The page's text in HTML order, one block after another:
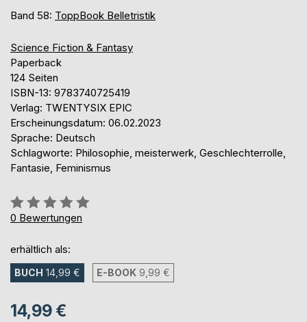
Band 58: ToppBook Belletristik
Science Fiction & Fantasy
Paperback
124 Seiten
ISBN-13: 9783740725419
Verlag: TWENTYSIX EPIC
Erscheinungsdatum: 06.02.2023
Sprache: Deutsch
Schlagworte: Philosophie, meisterwerk, Geschlechterrolle,
Fantasie, Feminismus
Bewertung::
0%
0 Bewertungen
erhältlich als:
BUCH 14,99 € E-BOOK 9,99 €
14,99 €